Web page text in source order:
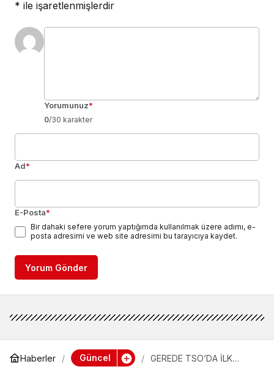
* ile işaretlenmişlerdir
Yorumunuz*
0/30 karakter
Ad*
E-Posta*
Bir dahaki sefere yorum yaptığımda kullanılmak üzere adımı, e-
posta adresimi ve web site adresimi bu tarayıcıya kaydet.
Yorum Gönder
Haberler Güncel
GEREDE TSO’DA İLK